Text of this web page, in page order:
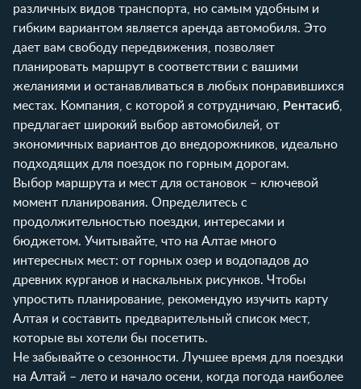
различных видов транспорта, но самым удобным и
гибким вариантом является аренда автомобиля. Это
дает вам свободу передвижения, позволяет
планировать маршрут в соответствии с вашими
желаниями и останавливаться в любых понравившихся
местах. Компания, с которой я сотрудничаю,
Рентасиб
предлагает широкий выбор автомобилей, от
экономичных вариантов до внедорожников, идеально
подходящих для поездок по горным дорогам.
Выбор маршрута и мест для остановок – ключевой
момент планирования. Определитесь с
продолжительностью поездки, интересами и
бюджетом. Учитывайте, что на Алтае много
интересных мест: от горных озер и водопадов до
древних курганов и наскальных рисунков. Чтобы
упростить планирование, рекомендую изучить карту
Алтая и составить предварительный список мест,
которые вы хотели бы посетить.
Не забывайте о сезонности. Лучшее время для поездки
на Алтай – лето и начало осени, когда погода наиболее